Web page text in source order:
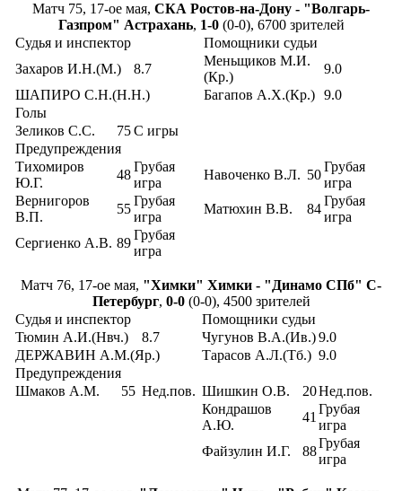
Матч 75, 17-ое мая, СКА Ростов-на-Дону - "Волгарь-
Газпром" Астрахань, 1-0(0-0), 6700 зрителей
Судья и инспектор
Помощники судьи
Захаров И.Н.(М.)
8.7
Меньщиков М.И.
(Кр.)
9.0
ШАПИРО С.Н.(Н.Н.)
Багапов А.Х.(Кр.) 9.0
Голы
Зеликов С.С.
75С игры
Предупреждения
Тихомиров
Ю.Г.
48
Грубая
игра
Навоченко В.Л. 50
Грубая
игра
Вернигоров
В.П.
55
Грубая
игра
Матюхин В.В. 84
Грубая
игра
Сергиенко А.В. 89
Грубая
игра
Матч 76, 17-ое мая, "Химки" Химки - "Динамо СПб" С-
Петербург, 0-0(0-0), 4500 зрителей
Судья и инспектор
Помощники судьи
Тюмин А.И.(Нвч.)
8.7 Чугунов В.А.(Ив.)9.0
ДЕРЖАВИН А.М.(Яр.)
Тарасов А.Л.(Тб.) 9.0
Предупреждения
Шмаков А.М.
55 Нед.пов. Шишкин О.В. 20Нед.пов.
Кондрашов
А.Ю.
41
Грубая
игра
Файзулин И.Г.
88
Грубая
игра